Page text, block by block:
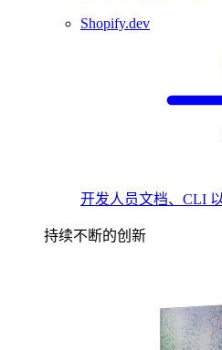
Shopify.dev
开发人员文档、CLI
持续不断的创新